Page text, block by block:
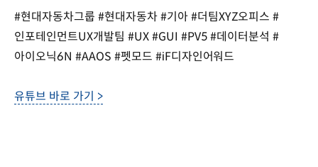
#현대자동차그룹 #현대자동차 #기아 #더팀XYZ오피스 #
인포테인먼트UX개발팀 #UX #GUI #PV5 #데이터분석 #
아이오닉6N #AAOS #펫모드 #iF디자인어워드
유튜브 바로 가기 >